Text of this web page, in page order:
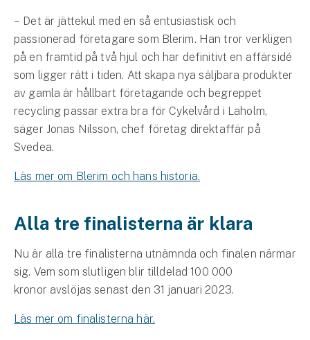
Kommunolycksfall
Försäkring via förmedlare
Se alla försäkringar
– Det är jättekul med en så entusiastisk och
passionerad företagare som Blerim. Han tror verkligen
på en framtid på två hjul och har definitivt en affärsidé
som ligger rätt i tiden. Att skapa nya säljbara produkter
av gamla är hållbart företagande och begreppet
recycling passar extra bra för Cykelvård i Laholm,
säger Jonas Nilsson, chef företag direktaffär på
Svedea.
Läs mer om Blerim och hans historia.
Alla tre finalisterna är klara
Nu är alla tre finalisterna utnämnda och finalen närmar
sig. Vem som slutligen blir tilldelad 100 000
kronor avslöjas senast den 31 januari 2023.
Läs mer om finalisterna här.